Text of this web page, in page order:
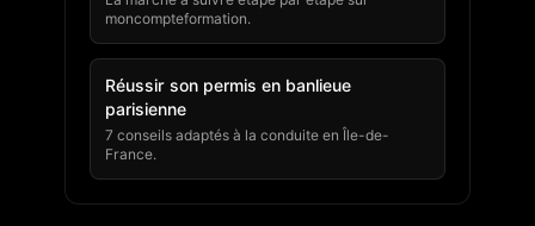
moncompteformation.
Réussir son permis en banlieue
parisienne
7 conseils adaptés à la conduite en Île-de-
France.